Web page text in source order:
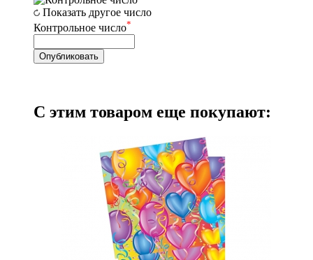
Показать другое число
Контрольное число*
С этим товаром еще покупают: